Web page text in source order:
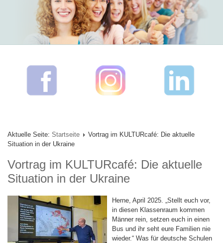
Aktuelle Seite: Startseite
Vortrag im KULTURcafé: Die aktuelle
Situation in der Ukraine
Vortrag im KULTURcafé: Die aktuelle
Situation in der Ukraine
Herne, April 2025. „Stellt euch vor,
in diesen Klassenraum kommen
Männer rein, setzen euch in einen
Bus und ihr seht eure Familien nie
wieder.“ Was für deutsche Schulen